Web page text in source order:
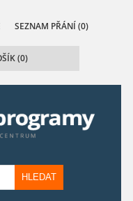
SEZNAM PŘÁNÍ (0)
(0)
HLEDAT